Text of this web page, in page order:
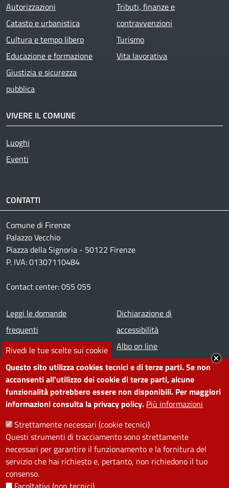
Rivedi le tue scelte sui cookie
Questo sito utilizza cookies tecnici e di terze parti. Se non
acconsenti all'utilizzo dei cookie di terze parti, alcune
funzionalità potrebbero essere non disponibili. Per maggiori
informazioni consulta la privacy policy. Più informazioni
Strettamente necessari (cookie tecnici)
Questi strumenti di tracciamento sono strettamente
necessari per garantire il funzionamento e la fornitura del
servizio che hai richiesto e, pertanto, non richiedono il tuo
consenso.
Autorizzazioni
Catasto e urbanistica
Cultura e tempo libero
Educazione e formazione
Giustizia e sicurezza
pubblica
Tributi, finanze e
contravvenzioni
Turismo
Vita lavorativa
VIVERE IL COMUNE
Luoghi
Eventi
CONTATTI
Comune di Firenze
Palazzo Vecchio
Piazza della Signoria - 50122 Firenze
P. IVA: 01307110484
Contact center: 055 055
Footer menu
Leggi le domande
frequenti
Prenota appuntamento
Segnala disservizio
Amministrazione
trasparente
Note legali
Dichiarazione di
accessibilità
Albo on line
Redazione web
Piano di miglioramento dei
servizi
Contatti
SEGUICI SU
Facebook
Instagram
YouTube
Telegram
WhatsApp
TwitterLinkedin